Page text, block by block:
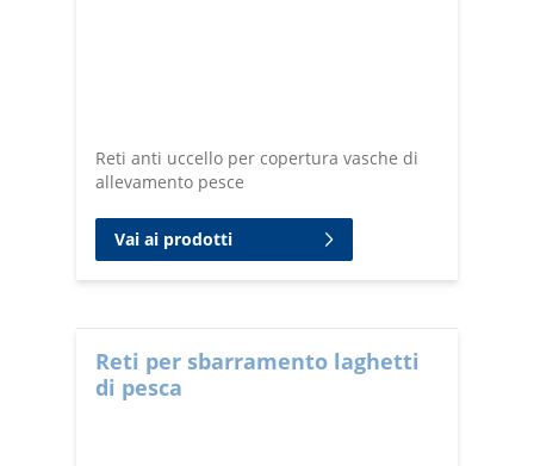
Reti anti uccello per copertura vasche di
allevamento pesce
Vai ai prodotti
Reti per sbarramento laghetti
di pesca